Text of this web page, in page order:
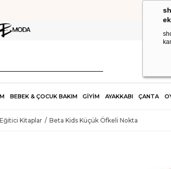
BEBEK & ÇOCUK BAKIM GİYİM AYAKKABI ÇANTA
Eğitici Kitaplar Beta Kids Küçük Öfkeli Nokta